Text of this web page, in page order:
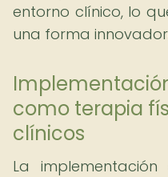
entorno clínico, lo
una forma
como terapia
clínicos
La